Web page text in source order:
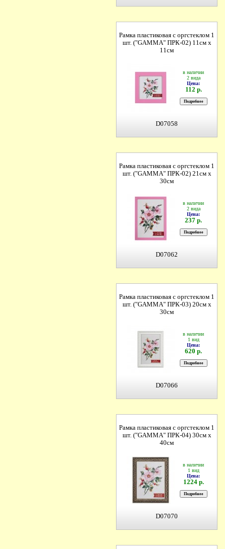
Рамка пластиковая с оргстеклом 1
шт. ("GAMMA" ПРК-02) 11см х
11см
в наличии
2 вида
Цена:
112 р.
D07058
Рамка пластиковая с оргстеклом 1
шт. ("GAMMA" ПРК-02) 21см х
30см
в наличии
2 вида
Цена:
237 р.
D07062
Рамка пластиковая с оргстеклом 1
шт. ("GAMMA" ПРК-03) 20см х
30см
в наличии
1 вид
Цена:
620 р.
D07066
Рамка пластиковая с оргстеклом 1
шт. ("GAMMA" ПРК-04) 30см х
40см
в наличии
1 вид
Цена:
1224 р.
D07070